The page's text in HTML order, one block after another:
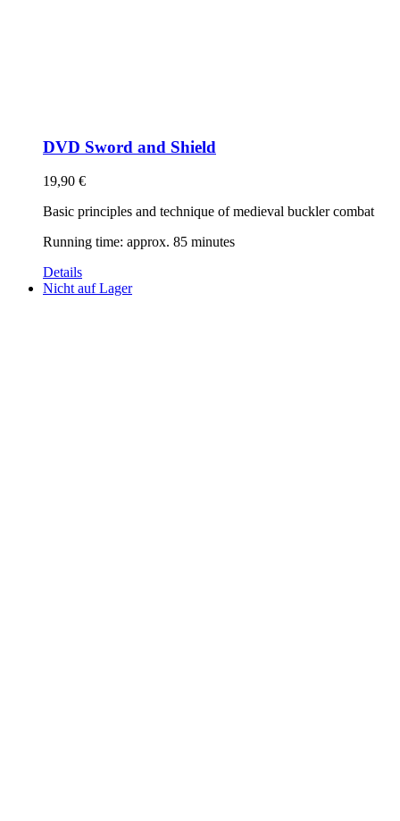
DVD Sword and Shield
19,90 €
Basic principles and technique of medieval buckler combat
Running time: approx. 85 minutes
Details
Nicht auf Lager